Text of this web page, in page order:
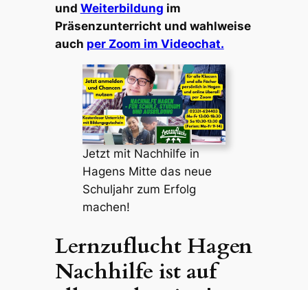
und Weiterbildung im
Präsenzunterricht und wahlweise
auch per Zoom im Videochat.
Jetzt mit Nachhilfe in
Hagens Mitte das neue
Schuljahr zum Erfolg
machen!
Lernzuflucht Hagen
Nachhilfe ist auf